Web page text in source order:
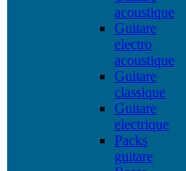
acoustique
Guitare
electro
acoustique
Guitare
classique
Guitare
electrique
Packs
guitare